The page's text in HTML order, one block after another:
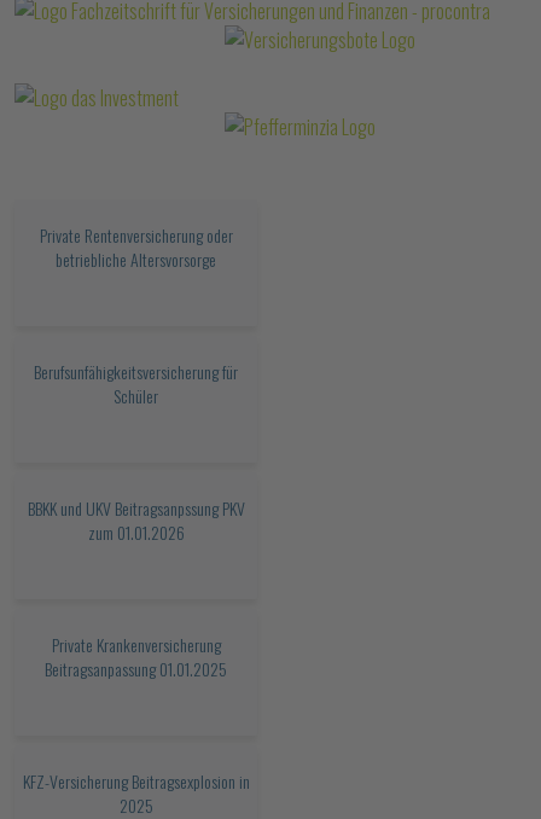
Private Rentenversicherung oder
betriebliche Altersvorsorge
Berufsunfähigkeitsversicherung für
Schüler
BBKK und UKV Beitragsanpssung PKV
zum 01.01.2026
Private Krankenversicherung
Beitragsanpassung 01.01.2025
KFZ-Versicherung Beitragsexplosion in
2025